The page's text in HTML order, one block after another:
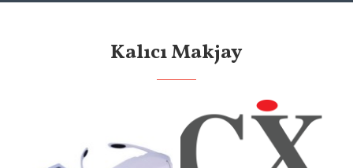
Kalıcı Makjay